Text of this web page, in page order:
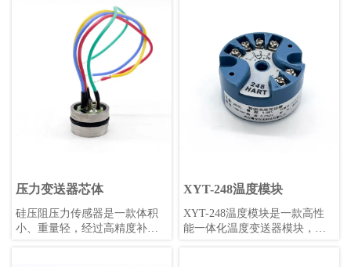
安装和误操作；采用增强软件
安全设计，包括独立看门狗、
低压监控复位、多任务调度优
化等功能。全部采用进口元器
件，保证较长的使用寿命和稳
定性。可使用计算机或者手机
进行组态设置，方便快捷。
压力变送器芯体
硅压阻压力传感器是一款体积
小、重量轻，经过高精度补偿
XYT-248温度模块
XYT-248温度模块是一款高性
能一体化温度变送器模块，支